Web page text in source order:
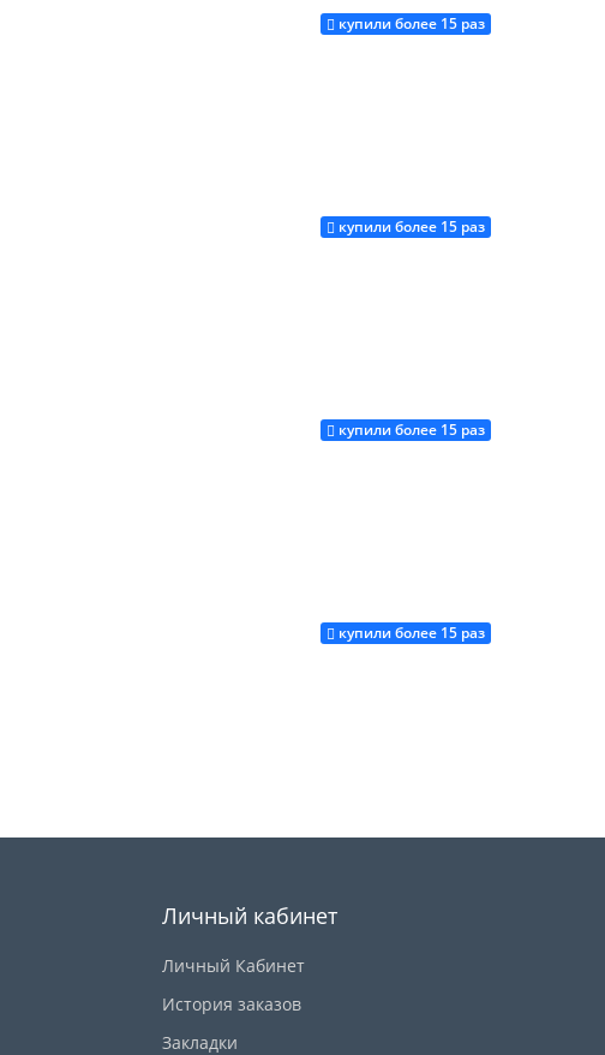
купили более 15 раз
Купить
купили более 15 раз
Купить
купили более 15 раз
Купить
купили более 15 раз
Купить
Личный кабинет
Личный Кабинет
История заказов
Закладки